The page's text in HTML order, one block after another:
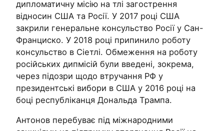
дипломатичну місію на тлі загострення
відносин США та Росії. У 2017 році США
закрили генеральне консульство Росії у Сан-
Франциско. У 2018 році припинило роботу
консульство в Сіетлі. Обмеження на роботу
російських дипмісій були введені, зокрема,
через підозри щодо втручання РФ у
президентські вибори в США у 2016 році на
боці республіканця Дональда Трампа.
Антонов перебуває під міжнародними